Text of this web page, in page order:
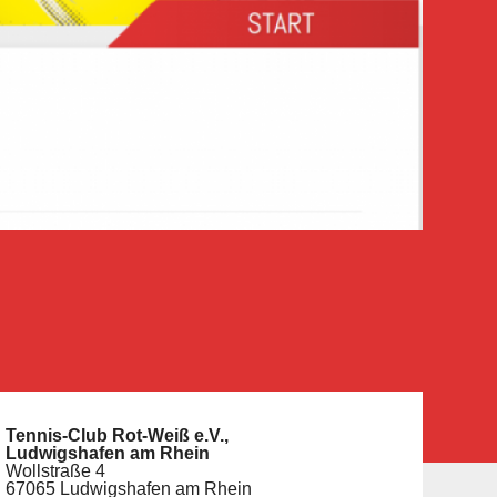
Tennis-Club Rot-Weiß e.V.,
Ludwigshafen am Rhein
Wollstraße 4
67065 Ludwigshafen am Rhein